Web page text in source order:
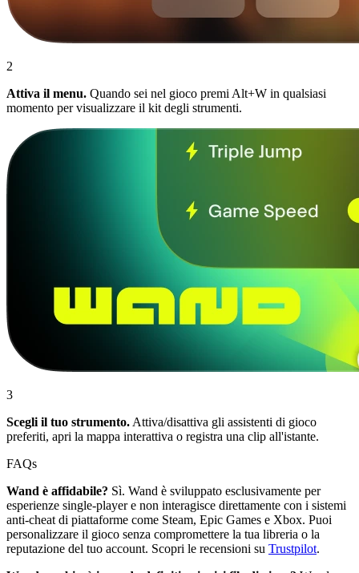
2
Attiva il menu. Quando sei nel gioco premi Alt+W in qualsiasi
momento per visualizzare il kit degli strumenti.
3
Scegli il tuo strumento. Attiva/disattiva gli assistenti di gioco
preferiti, apri la mappa interattiva o registra una clip all'istante.
FAQs
Wand è affidabile? Sì. Wand è sviluppato esclusivamente per
esperienze single-player e non interagisce direttamente con i sistemi
anti-cheat di piattaforme come Steam, Epic Games e Xbox. Puoi
personalizzare il gioco senza compromettere la tua libreria o la
reputazione del tuo account. Scopri le recensioni su Trustpilot.